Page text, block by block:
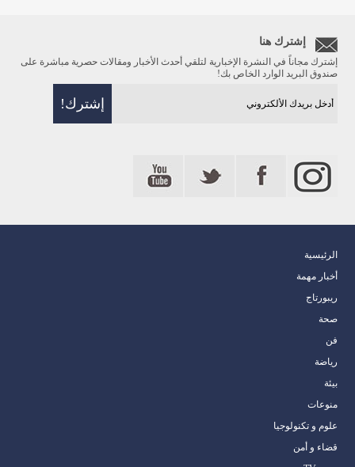
إشترك هنا
إشترك مجاناً في النشرة الإخبارية لتلقي أحدث الأخبار ومقالات حصرية مباشرة على
صندوق البريد الوارد الخاص بك!
الرئيسية
أخبار مهمة
ريبورتاج
صحة
فن
رياضة
بيئة
منوعات
علوم و تكنولوجيا
قضاء و أمن